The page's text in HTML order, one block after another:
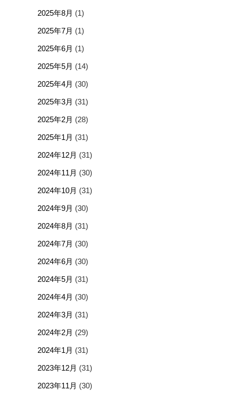
2025年8月 (1)
2025年7月 (1)
2025年6月 (1)
2025年5月 (14)
2025年4月 (30)
2025年3月 (31)
2025年2月 (28)
2025年1月 (31)
2024年12月 (31)
2024年11月 (30)
2024年10月 (31)
2024年9月 (30)
2024年8月 (31)
2024年7月 (30)
2024年6月 (30)
2024年5月 (31)
2024年4月 (30)
2024年3月 (31)
2024年2月 (29)
2024年1月 (31)
2023年12月 (31)
2023年11月 (30)